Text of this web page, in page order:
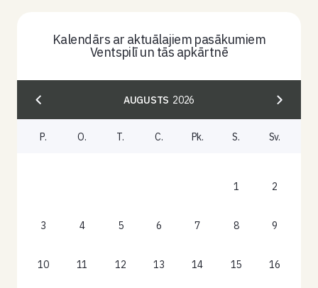
Kalendārs ar aktuālajiem pasākumiem
Ventspilī un tās apkārtnē
AUGUSTS 2026
P. O. T. C. Pk. S. Sv.
1 2
3 4 5 6 7 8 9
10 11 12 13 14 15 16